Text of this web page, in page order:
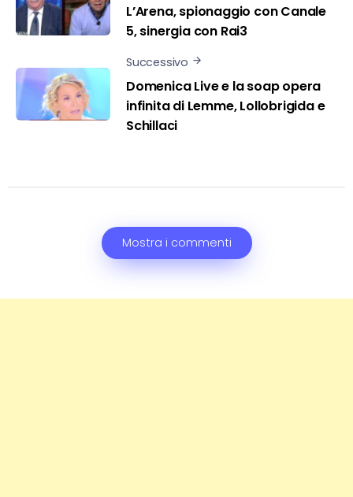
L’Arena, spionaggio con Canale
5, sinergia con Rai3
Successivo
Domenica Live e la soap opera
infinita di Lemme, Lollobrigida e
Schillaci
Mostra i commenti